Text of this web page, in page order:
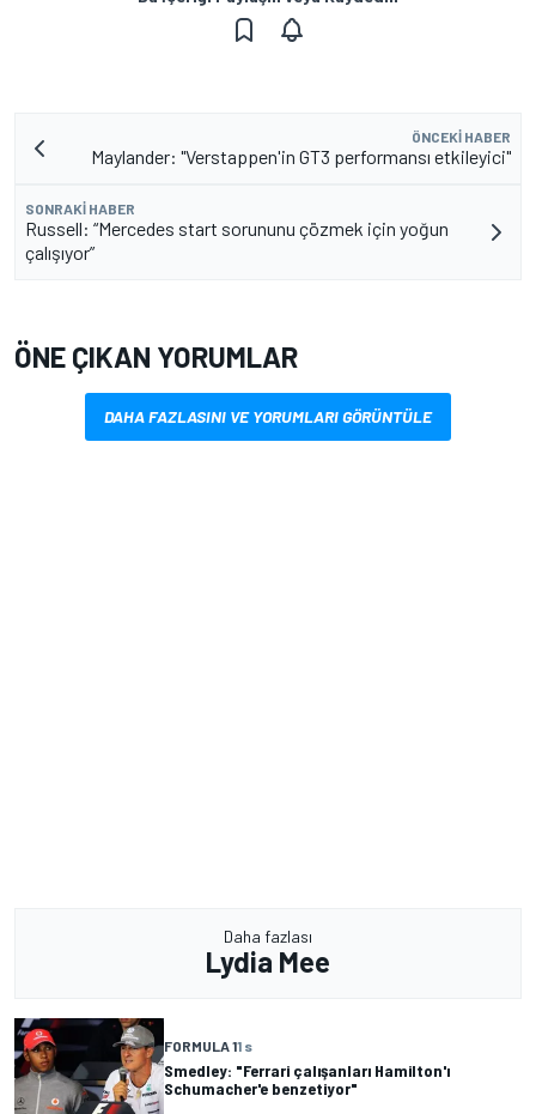
ÖNCEKI HABER
Maylander: "Verstappen'in GT3 performansı etkileyici"
SONRAKI HABER
Russell: “Mercedes start sorununu çözmek için yoğun
çalışıyor”
ÖNE ÇIKAN YORUMLAR
DAHA FAZLASINI VE YORUMLARI GÖRÜNTÜLE
Daha fazlası
Lydia Mee
FORMULA 11 s
Smedley: "Ferrari çalışanları Hamilton'ı
Schumacher'e benzetiyor"